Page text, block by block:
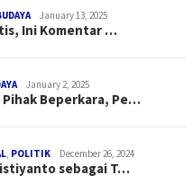
January 13, 2025
Ini Komentar …
January 2, 2025
Pihak Beperkara, Pe…
POLITIK December 26, 2024
sebagai T…